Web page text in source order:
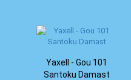
Yaxell - Gou 101
Santoku Damast